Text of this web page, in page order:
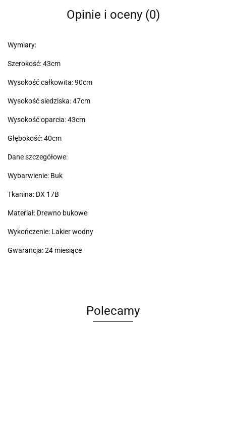
Opinie i oceny (0)
Wymiary:
Szerokość: 43cm
Wysokość całkowita: 90cm
Wysokość siedziska: 47cm
Wysokość oparcia: 43cm
Głębokość: 40cm
Dane szczegółowe:
Wybarwienie: Buk
Tkanina: DX 17B
Materiał: Drewno bukowe
Wykończenie: Lakier wodny
Gwarancja: 24 miesiące
Polecamy